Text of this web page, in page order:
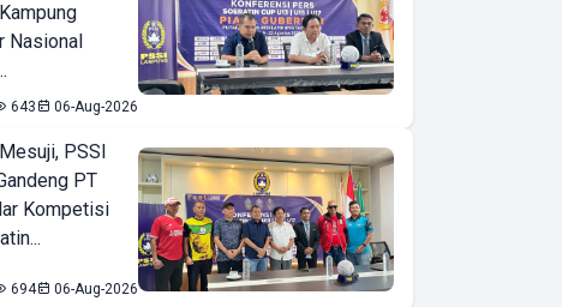
Nasional
643 06-Aug-2026
PSSI
PT
Kompetisi
694 06-Aug-2026